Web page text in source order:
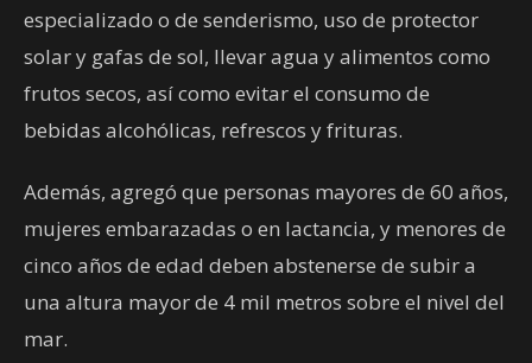
especializado o de senderismo, uso de protector
solar y gafas de sol, llevar agua y alimentos como
frutos secos, así como evitar el consumo de
bebidas alcohólicas, refrescos y frituras.
Además, agregó que personas mayores de 60 años,
mujeres embarazadas o en lactancia, y menores de
cinco años de edad deben abstenerse de subir a
una altura mayor de 4 mil metros sobre el nivel del
mar.